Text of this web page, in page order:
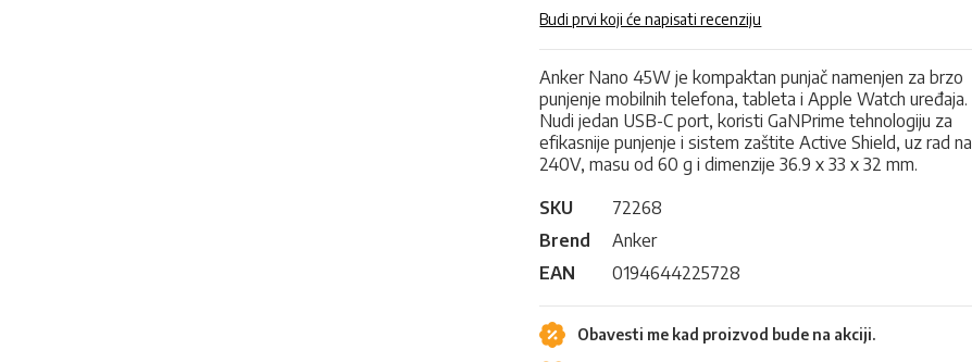
Budi prvi koji će napisati recenziju
Anker Nano 45W je kompaktan punjač namenjen za brzo
punjenje mobilnih telefona, tableta i Apple Watch uređaja.
Nudi jedan USB-C port, koristi GaNPrime tehnologiju za
efikasnije punjenje i sistem zaštite Active Shield, uz rad na
240V, masu od 60 g i dimenzije 36.9 x 33 x 32 mm.
SKU
72268
Brend
Anker
EAN
0194644225728
Obavesti me kad proizvod bude na akciji.